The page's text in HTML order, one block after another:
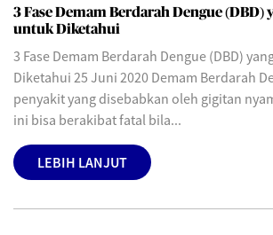
3 Fase Demam Berdarah Dengue (DBD)
untuk Diketahui
3 Fase Demam Berdarah Dengue (DBD)
Diketahui 25 Juni 2020 Demam Berdarah
penyakit yang disebabkan oleh gigitan
ini bisa berakibat fatal bila...
LEBIH LANJUT